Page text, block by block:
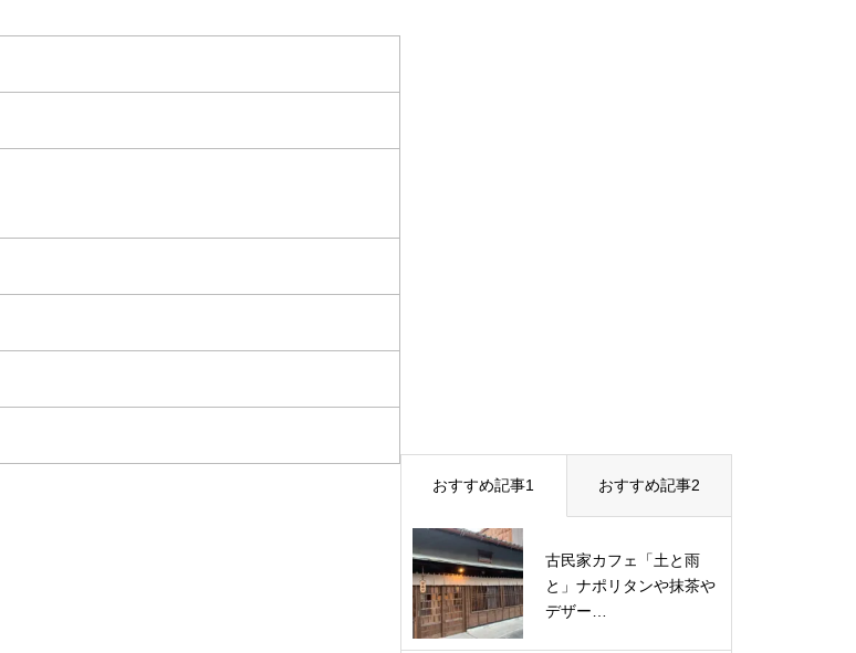
おすすめ記事1 おすすめ記事2
古民家カフェ「土と雨
と」ナポリタンや抹茶や
デザー…